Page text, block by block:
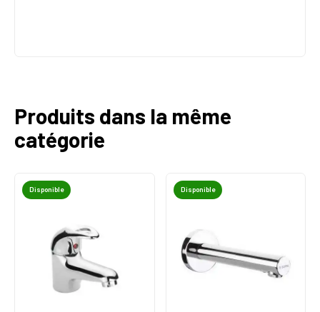
Produits dans la même
catégorie
Disponible Disponible